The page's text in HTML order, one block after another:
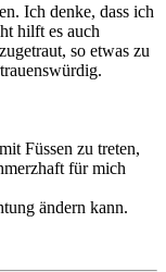
Ich denke, dass ich
hilft es auch
so etwas zu
Füssen zu treten,
für mich
ändern kann.